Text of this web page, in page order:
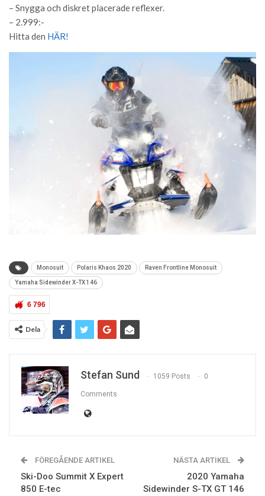
– Snygga och diskret placerade reflexer.
– 2.999:-
Hitta den HÄR!
Monosuit Polaris Khaos 2020 Raven Frontline Monosuit
Yamaha Sidewinder X-TX 146
6 796
Dela
Stefan Sund 1059 Posts 0
Comments
FÖREGÅENDE ARTIKEL
Ski-Doo Summit X Expert
850 E-tec
NÄSTA ARTIKEL
2020 Yamaha
Sidewinder S-TX GT 146